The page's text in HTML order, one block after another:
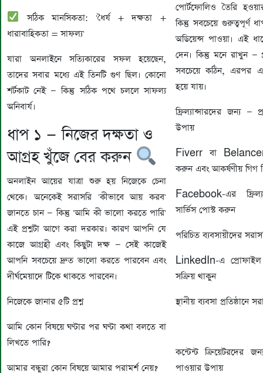
সঠিক মানসিকতা: 'ধৈর্য + দক্ষতা +
ধারাবাহিকতা = সাফল্য'
যারা অনলাইনে সত্যিকারের সফল হয়েছেন,
তাদের সবার মধ্যে এই তিনটি গুণ ছিল। কোনো
শর্টকাট নেই — কিন্তু সঠিক পথে চললে সাফল্য
অনিবার্য।
ধাপ ১ — নিজের দক্ষতা ও
আগ্রহ খুঁজে বের করুন
অনলাইন আয়ের যাত্রা শুরু হয় নিজেকে চেনা
থেকে। অনেকেই সরাসরি 'কীভাবে আয় করব'
জানতে চান — কিন্তু 'আমি কী ভালো করতে পারি'
এই প্রশ্নটা আগে করা দরকার। কারণ আপনি যে
কাজে আগ্রহী এবং কিছুটা দক্ষ — সেই কাজেই
আপনি সবচেয়ে দ্রুত ভালো করতে পারবেন এবং
দীর্ঘমেয়াদে টিকে থাকতে পারবেন।
নিজেকে জানার ৫টি প্রশ্ন
আমি কোন বিষয়ে ঘণ্টার পর ঘণ্টা কথা বলতে বা
লিখতে পারি?
আমার বন্ধুরা কোন বিষয়ে আমার পরামর্শ নেয়?
পোর্টফোলিও তৈরি
কিন্তু সবচেয়ে গুরুত্বপূর্ণ
অডিয়েন্স পাওয়া। এই
দেন। কিন্তু মনে রাখুন —
সবচেয়ে কঠিন, এরপর
হয়ে যায়।
ফ্রিল্যান্সারদের জন্য —
উপায়
Fiverr বা
করুন এবং আকর্ষণীয় গিগ
Facebook-এর
সার্ভিস পোস্ট করুন
পরিচিত ব্যবসায়ীদের
LinkedIn-এ
সক্রিয় থাকুন
স্থানীয় ব্যবসা
কন্টেন্ট ক্রিয়েটরদের
পাওয়ার উপায়